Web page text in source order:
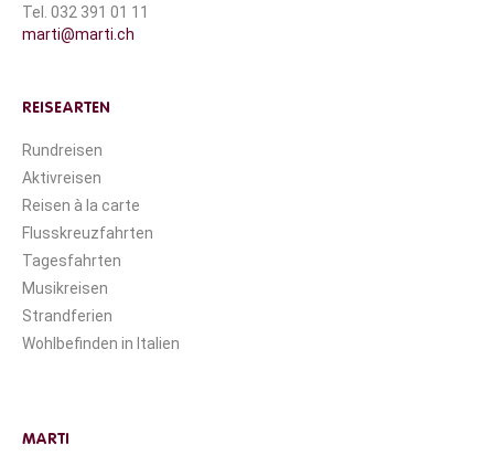
Tel. 032 391 01 11
marti@marti.ch
REISEARTEN
Rundreisen
Aktivreisen
Reisen à la carte
Flusskreuzfahrten
Tagesfahrten
Musikreisen
Strandferien
Wohlbefinden in Italien
MARTI